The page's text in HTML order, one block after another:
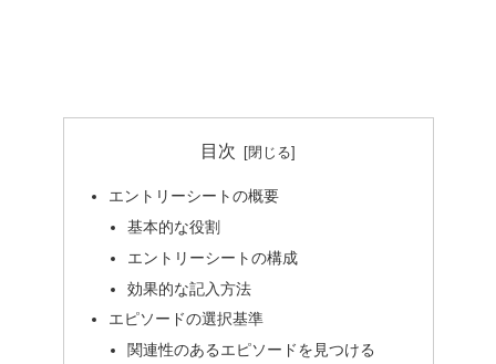
目次
エントリーシートの概要
基本的な役割
エントリーシートの構成
効果的な記入方法
エピソードの選択基準
関連性のあるエピソードを見つける